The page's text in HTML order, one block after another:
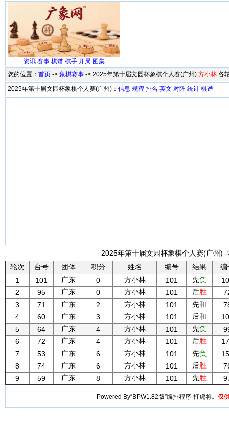
资讯 赛事 棋谱 棋手 开局 图集
您的位置： 首页 -> 象棋赛事 -> 2025年第十届文园杯象棋个人赛(广州) 方小林 各
2025年第十届文园杯象棋个人赛(广州)： 信息 规程 排名 英文 对阵 统计 棋谱
2025年第十届文园杯象棋个人赛(广州) -
轮次
台号 团体 积分 姓名 编号 结果
编
1
101 广东 0 方小林 101 先负
2
95 广东 0 方小林 101 后胜
3
71 广东 2 方小林 101 先和
4
60 广东 3 方小林 101 后和
5
64 广东 4 方小林 101 先负
6
72 广东 4 方小林 101 后胜
7
53 广东 6 方小林 101 先负
8
74 广东 6 方小林 101 后胜
9
59 广东 8 方小林 101 先胜
Powered By“BPW1.82版”编排程序-打虎将。 仅